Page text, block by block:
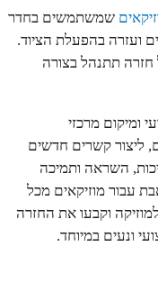
שמשתמשים בחדר
ועזרה בהפעלת הציוד.
תתנהל בצורה
ומיקום מרכזי
ליצור קשרים חדשים
השראה ותמיכה
עבור מוזיקאים מכל
וקבעו את החזרה
ונעים במיוחד.